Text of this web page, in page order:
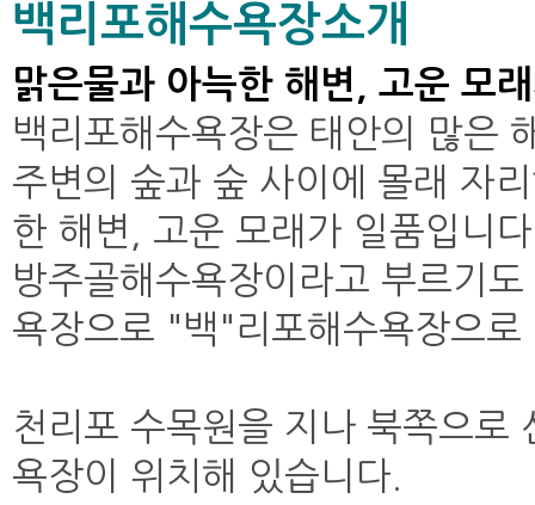
백리포해수욕장소개
맑은물과 아늑한 해변, 고운 모
백리포해수욕장은 태안의 많은
주변의 숲과 숲 사이에 몰래 자
한 해변, 고운 모래가 일품입니
방주골해수욕장이라고 부르기
욕장으로 "백"리포해수욕장으로
천리포 수목원을 지나 북쪽으로
욕장이 위치해 있습니다.